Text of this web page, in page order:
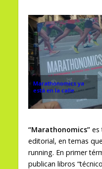
Marathonomics ya
está en la calle
“Marathonomics”es
editorial, en temas
running. En primer
publican libros